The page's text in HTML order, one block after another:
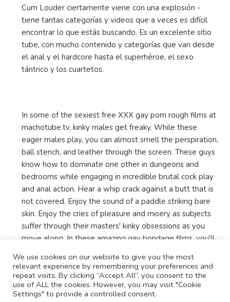
Cum Louder ciertamente viene con una explosión -
tiene tantas categorías y videos que a veces es difícil
encontrar lo que estás buscando. Es un excelente sitio
tube, con mucho contenido y categorías que van desde
el anal y el hardcore hasta el superhéroe, el sexo
tántrico y los cuartetos.
In some of the sexiest free XXX gay porn rough films at
machotube.tv, kinky males get freaky. While these
eager males play, you can almost smell the perspiration,
ball stench, and leather through the screen. These guys
know how to dominate one other in dungeons and
bedrooms while engaging in incredible brutal cock play
and anal action. Hear a whip crack against a butt that is
not covered. Enjoy the sound of a paddle striking bare
skin. Enjoy the cries of pleasure and misery as subjects
suffer through their masters' kinky obsessions as you
move along. In these amazing gay bondage films, you'll
ropes, chains, and much more.
We use cookies on our website to give you the most
relevant experience by remembering your preferences and
repeat visits. By clicking “Accept All”, you consent to the
use of ALL the cookies. However, you may visit "Cookie
Settings" to provide a controlled consent.